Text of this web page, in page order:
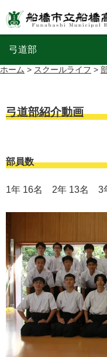
弓道部
ホーム > スクールライフ >
弓道部紹介動画
部員数
1年 16名 2年 13名